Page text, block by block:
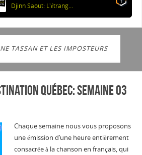
Djinn Saout: L'étrangère
TASSAN ET LES IMPOSTEURS
Québec: semaine 03
Chaque semaine nous vous proposons
une émission d’une heure entièrement
consacrée à la chanson en français, qui